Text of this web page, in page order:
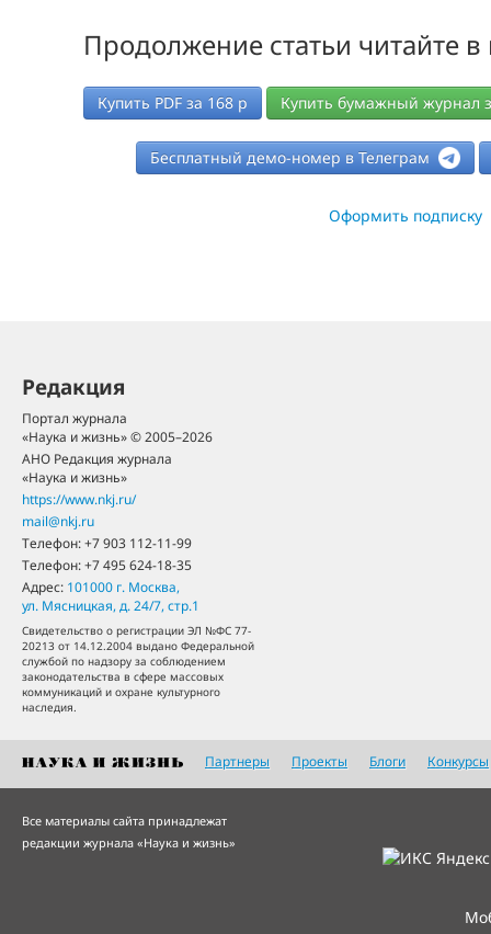
Продолжение статьи читайте
Купить PDF за 168 р Купить бумажный журнал
Бесплатный демо-номер в Телеграм
Оформить подписку
Редакция
Портал журнала
«Наука и жизнь» © 2005–2026
АНО Редакция журнала
«Наука и жизнь»
https://www.nkj.ru/
mail@nkj.ru
Телефон:+7 903 112-11-99
Телефон:+7 495 624-18-35
Адрес: 101000 г. Москва,
ул. Мясницкая, д. 24/7, стр.1
Свидетельство о регистрации ЭЛ №ФС 77-
20213 от 14.12.2004 выдано Федеральной
службой по надзору за соблюдением
законодательства в сфере массовых
коммуникаций и охране культурного
наследия.
Партнеры Проекты Блоги Конкурсы
Все материалы сайта принадлежат
редакции журнала «Наука и жизнь»